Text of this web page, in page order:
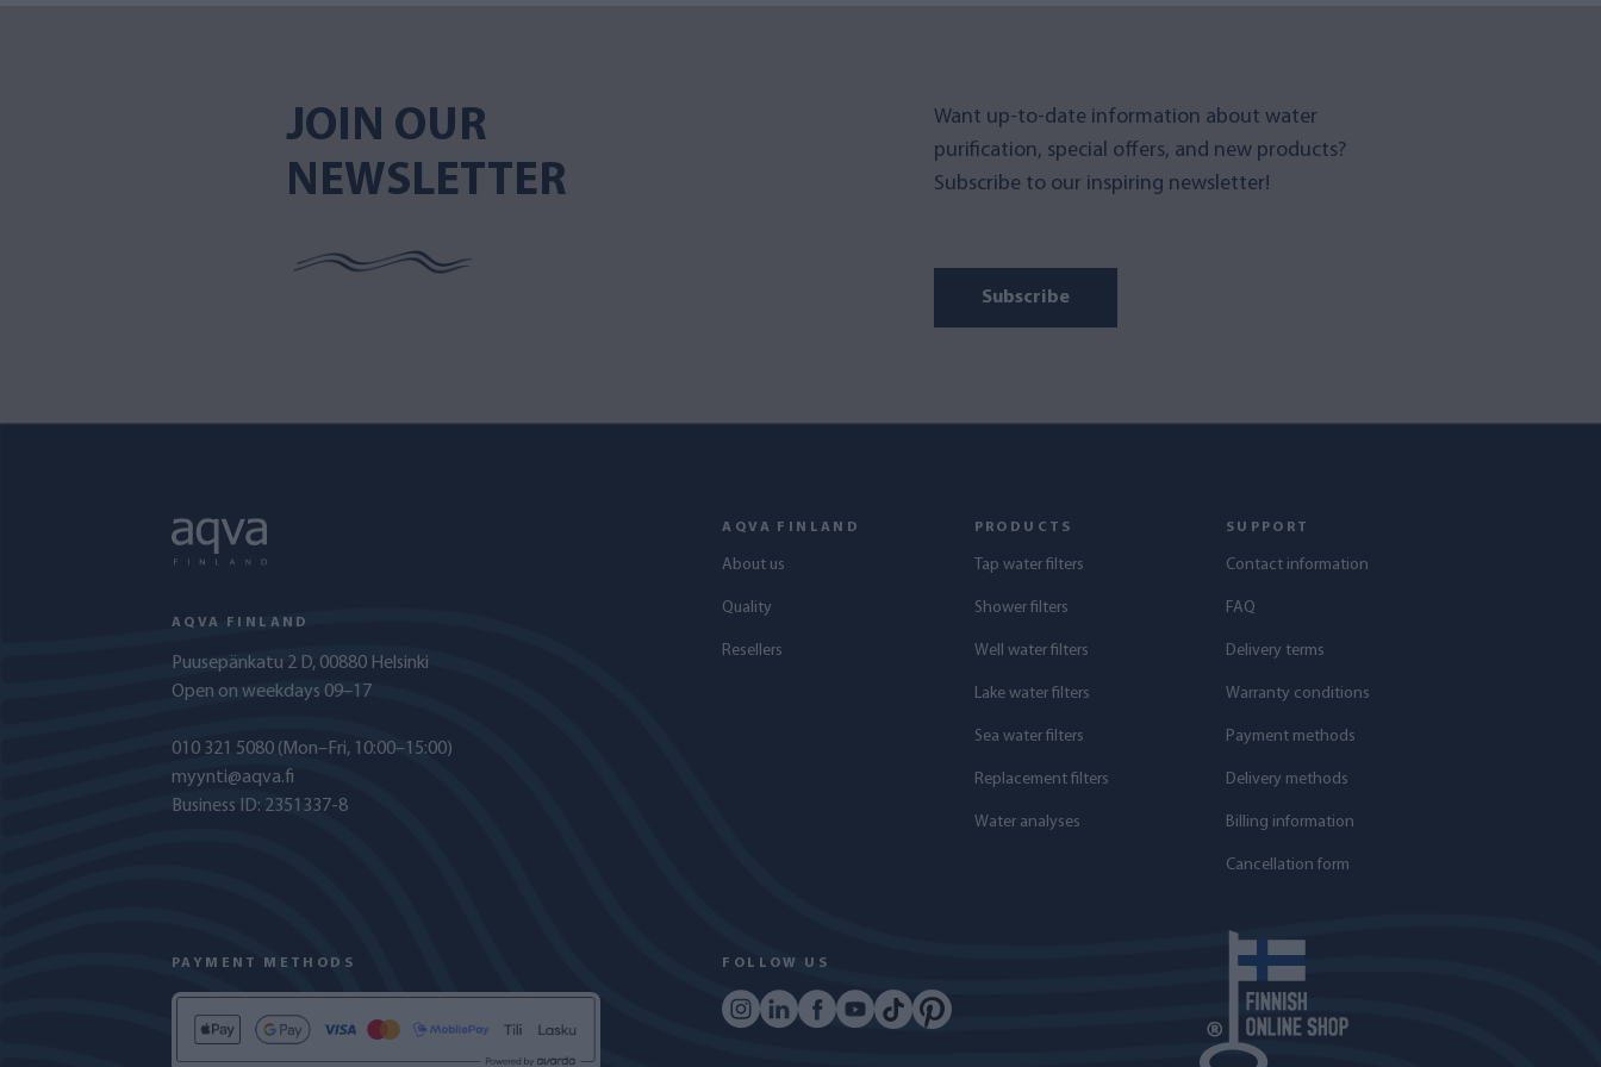
JOIN OUR
NEWSLETTER
Want up-to-date information about water
purification, special offers, and new products?
Subscribe to our inspiring newsletter!
Subscribe
AQVA FINLAND
Puusepänkatu 2 D, 00880 Helsinki
Open on weekdays 09–17
010 321 5080 (Mon–Fri, 10:00–15:00)
myynti@aqva.fi
Business ID: 2351337-8
AQVA FINLAND
About us
Quality
Resellers
PRODUCTS
Tap water filters
Shower filters
Well water filters
Lake water filters
Sea water filters
Replacement filters
Water analyses
SUPPORT
Contact information
FAQ
Delivery terms
Warranty conditions
Payment methods
Delivery methods
Billing information
Cancellation form
PAYMENT METHODS FOLLOW US